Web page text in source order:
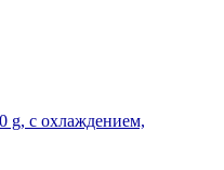
g, с охлаждением,